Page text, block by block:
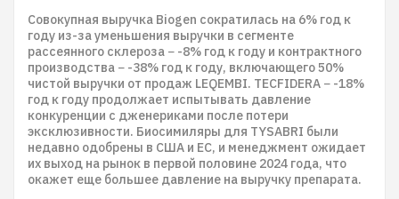
Совокупная выручка Biogen сократилась на 6% год к
году из-за уменьшения выручки в сегменте
рассеянного склероза − -8% год к году и контрактного
производства − -38% год к году, включающего 50%
чистой выручки от продаж LEQEMBI. TECFIDERA − -18%
год к году продолжает испытывать давление
конкуренции с дженериками после потери
эксклюзивности. Биосимиляры для TYSABRI были
недавно одобрены в США и ЕС, и менеджмент ожидает
их выход на рынок в первой половине 2024 года, что
окажет еще большее давление на выручку препарата.